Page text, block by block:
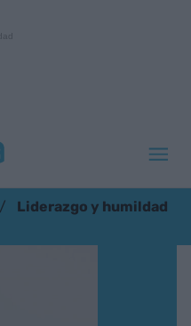
Liderazgo y humildad